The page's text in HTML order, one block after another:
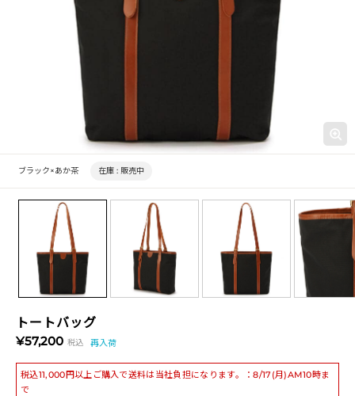
トートバッグ
¥57,200 税込 再入荷
税込11,000円以上ご購入で送料は当社負担になります。：8/17(月)AM10時ま
で
ブラック×あか茶 在庫 : 販売中